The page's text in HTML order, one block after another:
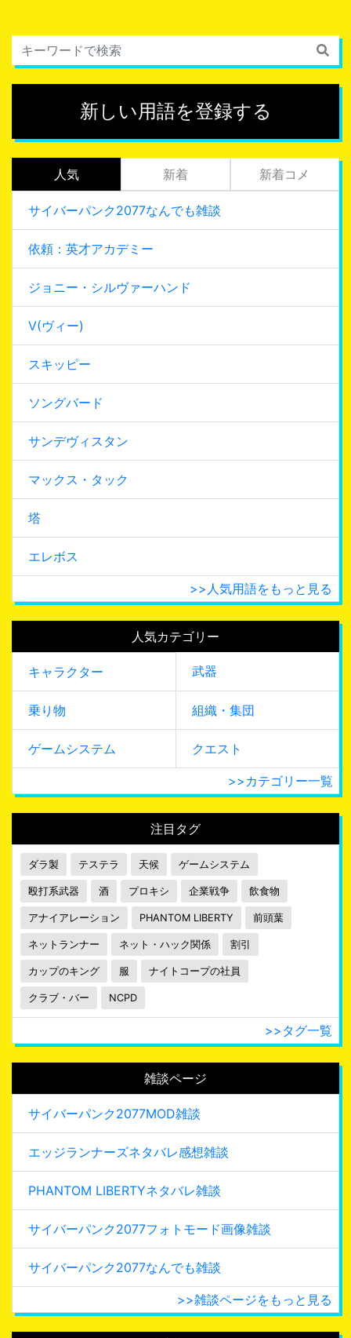
新しい用語を登録する
人気 新着 新着コメ
サイバーパンク2077なんでも雑談
依頼：英才アカデミー
ジョニー・シルヴァーハンド
V(ヴィー)
スキッピー
ソングバード
サンデヴィスタン
マックス・タック
塔
エレボス
>>人気用語をもっと見る
人気カテゴリー
キャラクター 武器
乗り物 組織・集団
ゲームシステム クエスト
>>カテゴリー一覧
注目タグ
ダラ製 テステラ 天候 ゲームシステム
殴打系武器 酒 プロキシ 企業戦争 飲食物
アナイアレーション PHANTOM LIBERTY 前頭葉
ネットランナー ネット・ハック関係 割引
カップのキング 服 ナイトコープの社員
クラブ・バー NCPD
>>タグ一覧
雑談ページ
サイバーパンク2077MOD雑談
エッジランナーズネタバレ感想雑談
PHANTOM LIBERTYネタバレ雑談
サイバーパンク2077フォトモード画像雑談
サイバーパンク2077なんでも雑談
>>雑談ページをもっと見る